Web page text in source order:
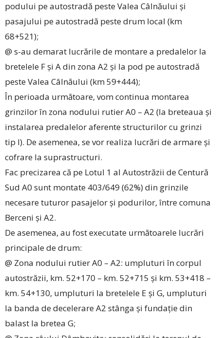
podului pe autostradă peste Valea Câlnăului și
pasajului pe autostradă peste drum local (km
68+521);
@ s-au demarat lucrările de montare a predalelor la
bretelele F și A din zona A2 și la pod pe autostradă
peste Valea Câlnăului (km 59+444);
În perioada următoare, vom continua montarea
grinzilor în zona nodului rutier A0 – A2 (la breteaua și
instalarea predalelor aferente structurilor cu grinzi
tip I). De asemenea, se vor realiza lucrări de armare și
cofrare la suprastructuri.
Fac precizarea că pe Lotul 1 al Autostrăzii de Centură
Sud A0 sunt montate 403/649 (62%) din grinzile
necesare tuturor pasajelor și podurilor, între comuna
Berceni și A2.
De asemenea, au fost executate următoarele lucrări
principale de drum:
@ Zona nodului rutier A0 – A2: umpluturi în corpul
autostrăzii, km. 52+170 – km. 52+715 și km. 53+418 –
km. 54+130, umpluturi la bretelele E și G, umpluturi
la banda de decelerare A2 stânga și fundație din
balast la bretea G;